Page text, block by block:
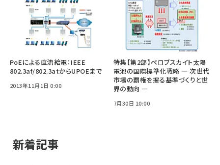
PoEによる直流給電：IEEE
802.3af/802.3atからUPOEまで
2013年11月1日 0:00
特集【第2部】ペロブスカイト太陽
電池の国際標準化戦略 ― 次世代
市場の覇権を握る基準づくりと世
界の動向 ―
7月30日 10:00
新着記事